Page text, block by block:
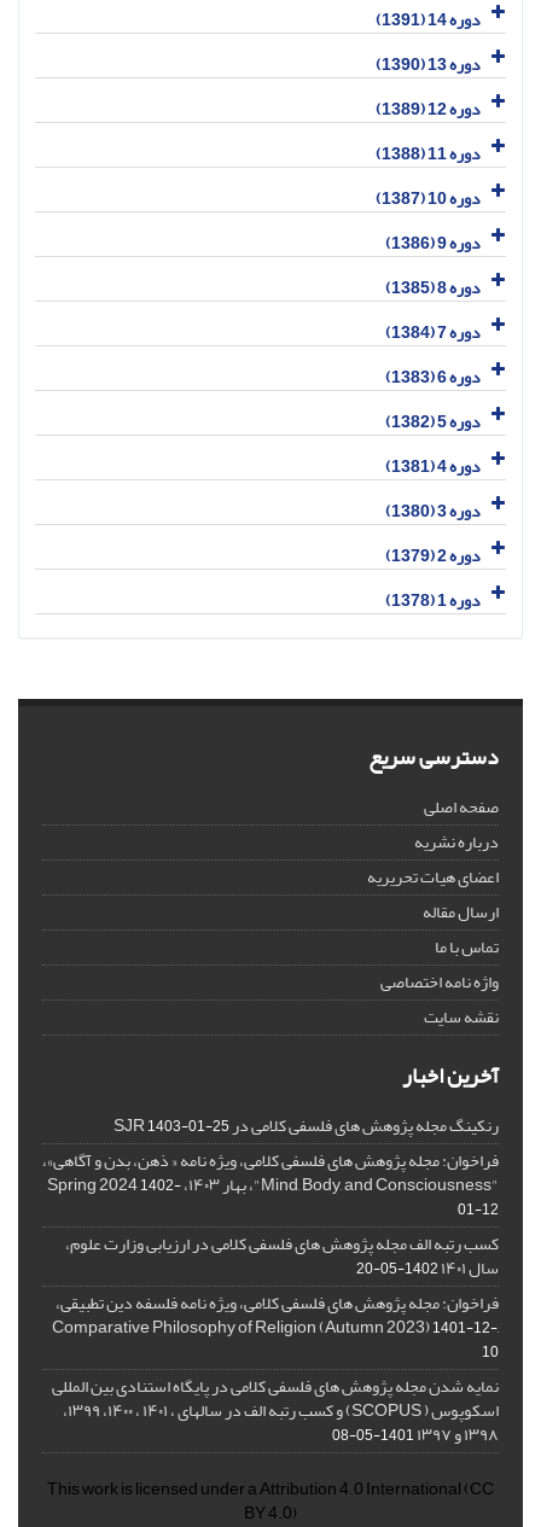
دوره 14 (1391)
دوره 13 (1390)
دوره 12 (1389)
دوره 11 (1388)
دوره 10 (1387)
دوره 9 (1386)
دوره 8 (1385)
دوره 7 (1384)
دوره 6 (1383)
دوره 5 (1382)
دوره 4 (1381)
دوره 3 (1380)
دوره 2 (1379)
دوره 1 (1378)
دسترسی سریع
صفحه اصلی
درباره نشریه
اعضای هیات تحریریه
ارسال مقاله
تماس با ما
واژه نامه اختصاصی
نقشه سایت
آخرین اخبار
رنکینگ مجله پژوهش های فلسفی کلامی در SJR1403-01-25
فراخوان: مجله پژوهش های فلسفی کلامی، ویژه نامه « ذهن، بدن و آگاهی»،
"Mind, Body, and Consciousness"، بهار ۱۴۰۳، Spring 2024
1402-
01-12
کسب رتبه الف مجله پژوهش های فلسفی کلامی در ارزیابی وزارت علوم،
سال ۱۴۰۱ 1402-05-20
فراخوان: مجله پژوهش های فلسفی کلامی، ویژه نامه فلسفه دین تطبیقی،
,Comparative Philosophy of Religion (Autumn 2023)
1401-12-
10
نمایه شدن مجله پژوهش های فلسفی کلامی در پایگاه استنادی بین المللی
اسکوپوس ( SCOPUS) و کسب رتبه الف در سالهای ، ۱۴۰۱ ، ۱۴۰۰، ۱۳۹۹،
۱۳۹۸ و ۱۳۹۷ 1401-05-08
This work is licensed under aAttribution 4.0 International(CC
BY 4.0)